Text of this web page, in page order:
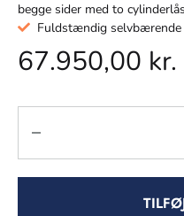
begge sider med to
Fuldstændig selvbærende
67.950,00 kr.